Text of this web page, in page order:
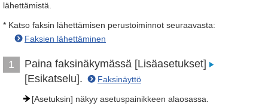
lähettämistä.
* Katso faksin lähettämisen perustoiminnot seuraavasta:
Faksien lähettäminen
1
Paina faksinäkymässä [Lisäasetukset]
[Esikatselu].
Faksinäyttö
[Asetuksin] näkyy asetuspainikkeen alaosassa.